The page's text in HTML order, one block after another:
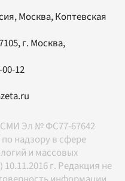
Москва, Коптевская
, г. Москва,
12
СМИ Эл № ФС77-67642
надзору в сфере
и массовых
г. Редакция не